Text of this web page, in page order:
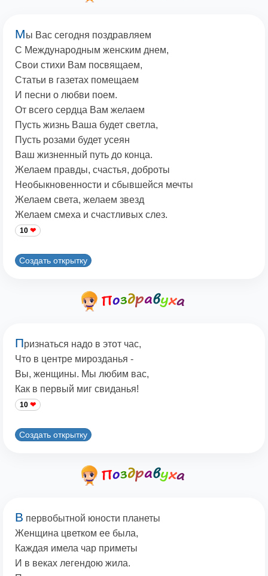
Мы Вас сегодня поздравляем
С Международным женским днем,
Свои стихи Вам посвящаем,
Статьи в газетах помещаем
И песни о любви поем.
От всего сердца Вам желаем
Пусть жизнь Ваша будет светла,
Пусть розами будет усеян
Ваш жизненный путь до конца.
Желаем правды, счастья, доброты
Необыкновенности и сбывшейся мечты
Желаем света, желаем звезд
Желаем смеха и счастливых слез.
10
Создать открытку
Признаться надо в этот час,
Что в центре мирозданья -
Вы, женщины. Мы любим вас,
Как в первый миг свиданья!
10
Создать открытку
В первобытной юности планеты
Женщина цветком ее была,
Каждая имела чар приметы
И в веках легендою жила.